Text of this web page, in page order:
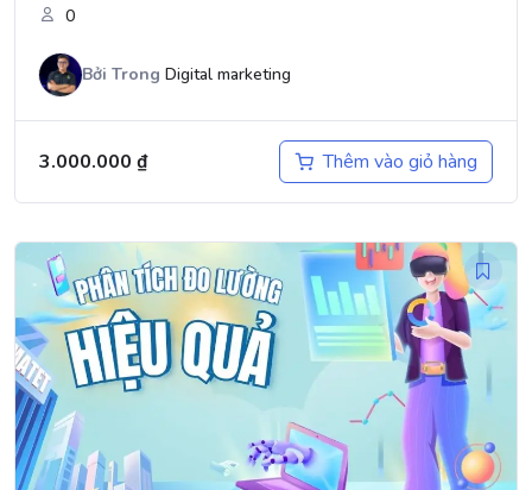
0
Bởi Trong Digital marketing
3.000.000 ₫ Thêm vào giỏ hàng